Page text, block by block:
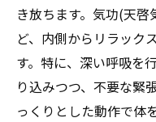
き放ちます。気功(天
ど、内側からリラック
す。特に、深い呼吸を
り込みつつ、不要な緊
っくりとした動作で体